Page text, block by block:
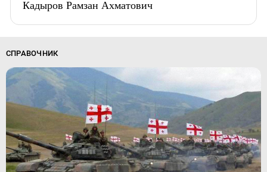
Кадыров Рамзан Ахматович
СПРАВОЧНИК